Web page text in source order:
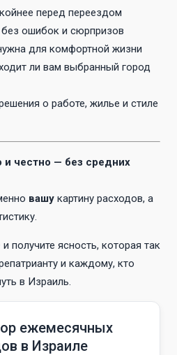
перед переездом
ошибок и сюрпризов
для комфортной жизни
ли вам выбранный город
о работе, жилье и стиле
и честно — без средних
вашу картину расходов, а
получите ясность, которая так
и каждому, кто
в Израиль.
ежемесячных
в Израиле